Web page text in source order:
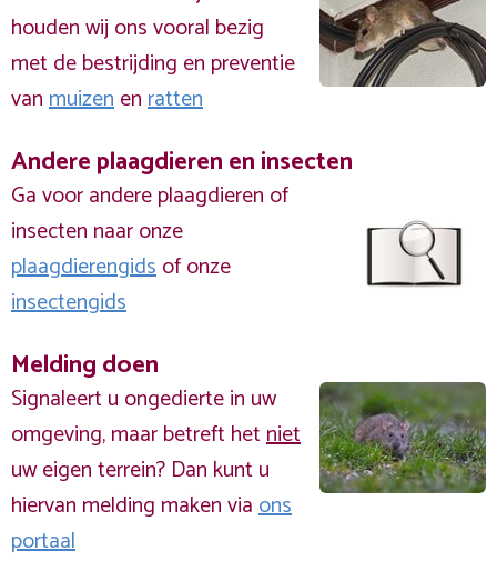
houden wij ons vooral bezig
met de bestrijding en preventie
vanmuizenenratten
Andere plaagdieren en insecten
Ga voor andere plaagdieren of
insecten naar onze
plaagdierengidsof onze
insectengids
Melding doen
Signaleert u ongedierte in uw
omgeving, maar betreft hetniet
uw eigen terrein? Dan kunt u
hiervan melding maken viaons
portaal